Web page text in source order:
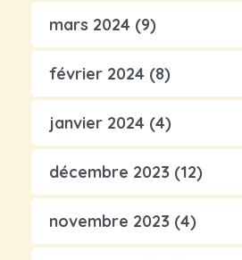
mars 2024 (9)
février 2024 (8)
janvier 2024 (4)
décembre 2023 (12)
novembre 2023 (4)